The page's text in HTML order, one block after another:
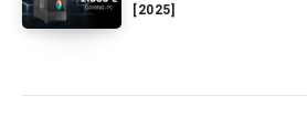
[2025]